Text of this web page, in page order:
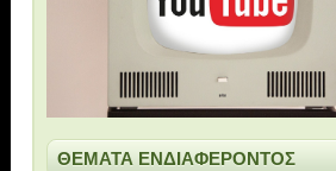
ΘΕΜΑΤΑ ΕΝΔΙΑΦΕΡΟΝΤΟΣ